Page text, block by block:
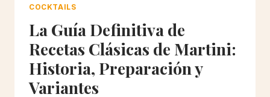
COCKTAILS
La Guía Definitiva de
Recetas Clásicas de Martini:
Historia, Preparación y
Variantes